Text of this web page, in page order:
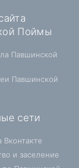
Поймы
Павшинской
Павшинской
сети
Вконтакте
и заселение